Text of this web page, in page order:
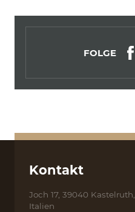
FOLGE
Kontakt
Joch 17, 39040
Italien